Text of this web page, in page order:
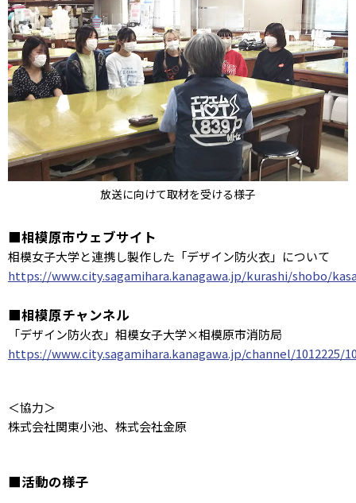
放送に向けて取材を受ける様子
■相模原市ウェブサイト
相模女子大学と連携し製作した「デザイン防火衣」について
https://www.city.sagamihara.kanagawa.jp/kurashi/shobo/
■相模原チャンネル
「デザイン防火衣」相模女子大学×相模原市消防局
https://www.city.sagamihara.kanagawa.jp/channel/1012225/
＜協力＞
株式会社関東小池、株式会社金原
■活動の様子